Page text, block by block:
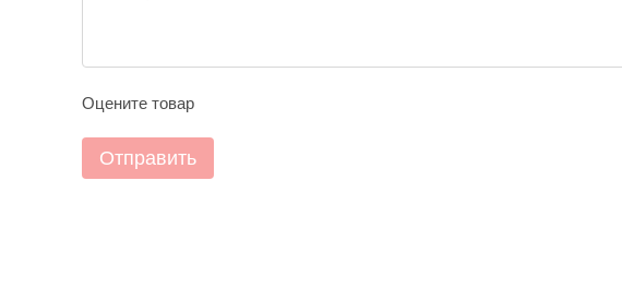
Оцените товар
Отправить